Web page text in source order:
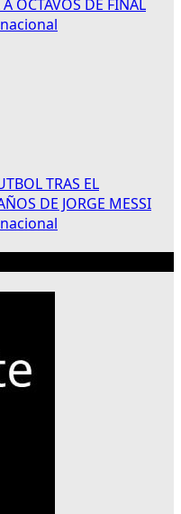
OCTAVOS DE FINAL
TRAS EL
DE JORGE MESSI